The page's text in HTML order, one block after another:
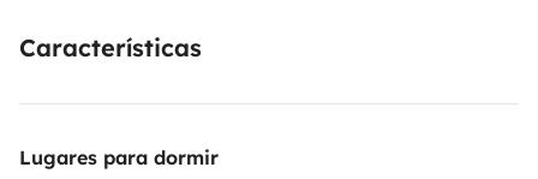
inclus- vaisselle incluse
jerrycan)
- Système de caution sans blocage de
Características
Lugares para dormir